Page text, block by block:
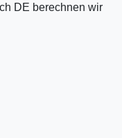
DE berechnen wir